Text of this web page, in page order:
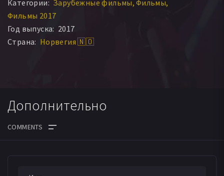
Категории: Зарубежные фильмы Фильмы
Фильмы 2017
Год выпуска: 2017
Страна: Норвегия 🇳🇴
Дополнительно